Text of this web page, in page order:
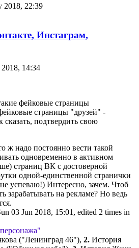
2018, 22:39
Инстаграм,
2018, 14:34
фейковые страницы
страницы "друзей" -
сказать, подтвердить свою
ж надо постоянно вести такой
одновременно в активном
страниц ВК с достоверной
одной-единственной странички
успеваю!) Интересно, зачем. Чтоб
зарабатывать на рекламе? Но ведь
03 Jun 2018, 15:01, edited 2 times in
("Ленинград 46"), 2. История